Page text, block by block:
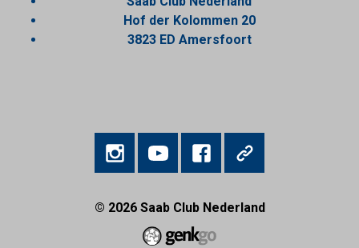
Hof der Kolommen 20
3823 ED Amersfoort
© 2026Saab Club Nederland